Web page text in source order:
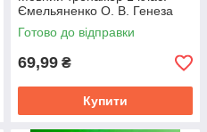
Ємельяненко О. В. Генеза
Готово до відправки
69,99 ₴
Купити